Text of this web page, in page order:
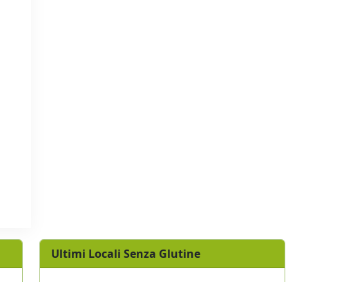
Ultimi Locali Senza Glutine